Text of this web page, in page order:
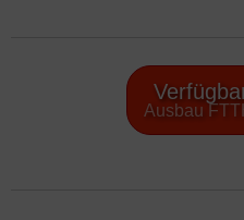
Ausbau